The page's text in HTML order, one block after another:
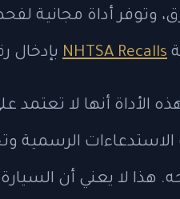
NHTSA Recalls بإدخال
الأداة أنها لا تعتمد
الاستدعاءات الرسمية
هذا لا يعني أن